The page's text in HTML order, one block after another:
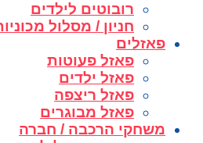
רובוטים לילדים
חניון / מסלול
פאזלים
פאזל פעוטות
פאזל ילדים
פאזל ריצפה
פאזל מבוגרים
משחקי הרכבה / חברה